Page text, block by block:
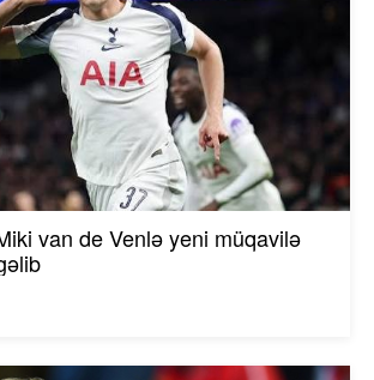
van de Venlə yeni müqavilə